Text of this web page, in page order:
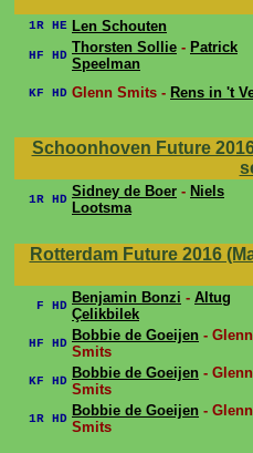
1R HE Len Schouten
HF HD Thorsten Sollie - Patrick
Speelman
KF HD Glenn Smits - Rens in 't
Schoonhoven Future
1R HD Sidney de Boer - Niels
Lootsma
Rotterdam Future 2016
F HD Benjamin Bonzi - Altug
Çelikbilek
HF HD Bobbie de Goeijen - Glenn
Smits
KF HD Bobbie de Goeijen - Glenn
Smits
1R HD Bobbie de Goeijen - Glenn
Smits